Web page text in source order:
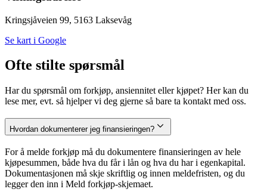
Kringsjåveien 99, 5163 Laksevåg
Se kart i Google
Ofte stilte spørsmål
Har du spørsmål om forkjøp, ansiennitet eller kjøpet? Her kan du
lese mer, evt. så hjelper vi deg gjerne så bare ta kontakt med oss.
Hvordan dokumenterer jeg finansieringen?
For å melde forkjøp må du dokumentere finansieringen av hele
kjøpesummen, både hva du får i lån og hva du har i egenkapital.
Dokumentasjonen må skje skriftlig og innen meldefristen, og du
legger den inn i Meld forkjøp-skjemaet.